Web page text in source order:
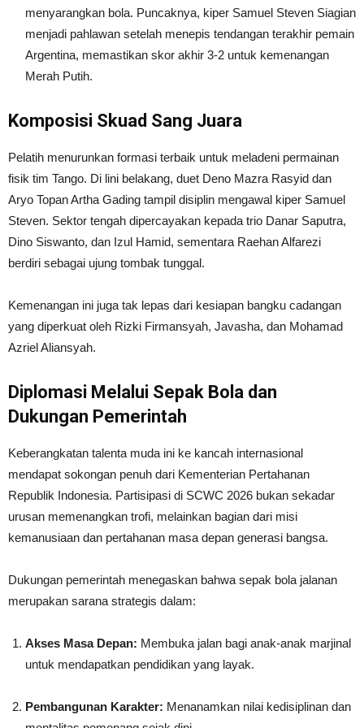
menyarangkan bola. Puncaknya, kiper Samuel Steven Siagian
menjadi pahlawan setelah menepis tendangan terakhir pemain
Argentina, memastikan skor akhir 3-2 untuk kemenangan
Merah Putih.
Komposisi Skuad Sang Juara
Pelatih menurunkan formasi terbaik untuk meladeni permainan
fisik tim Tango. Di lini belakang, duet Deno Mazra Rasyid dan
Aryo Topan Artha Gading tampil disiplin mengawal kiper Samuel
Steven. Sektor tengah dipercayakan kepada trio Danar Saputra,
Dino Siswanto, dan Izul Hamid, sementara Raehan Alfarezi
berdiri sebagai ujung tombak tunggal.
Kemenangan ini juga tak lepas dari kesiapan bangku cadangan
yang diperkuat oleh Rizki Firmansyah, Javasha, dan Mohamad
Azriel Aliansyah.
Diplomasi Melalui Sepak Bola dan
Dukungan Pemerintah
Keberangkatan talenta muda ini ke kancah internasional
mendapat sokongan penuh dari Kementerian Pertahanan
Republik Indonesia. Partisipasi di SCWC 2026 bukan sekadar
urusan memenangkan trofi, melainkan bagian dari misi
kemanusiaan dan pertahanan masa depan generasi bangsa.
Dukungan pemerintah menegaskan bahwa sepak bola jalanan
merupakan sarana strategis dalam:
Akses Masa Depan: Membuka jalan bagi anak-anak marjinal
untuk mendapatkan pendidikan yang layak.
Pembangunan Karakter: Menanamkan nilai kedisiplinan dan